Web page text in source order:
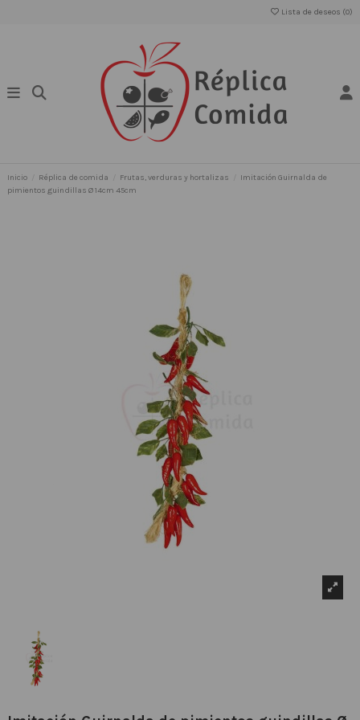
Lista de deseos (0)
Inicio Réplica de comida Frutas, verduras y hortalizas
Imitación Guirnalda de
pimientos guindillas Ø 14cm 45cm